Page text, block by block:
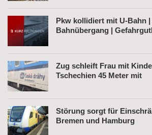
Pkw kollidiert mit U-Bahn
Bahnübergang |
Zug schleift Frau mit
Tschechien 45 Meter mit
Störung sorgt für
Bremen und Hamburg